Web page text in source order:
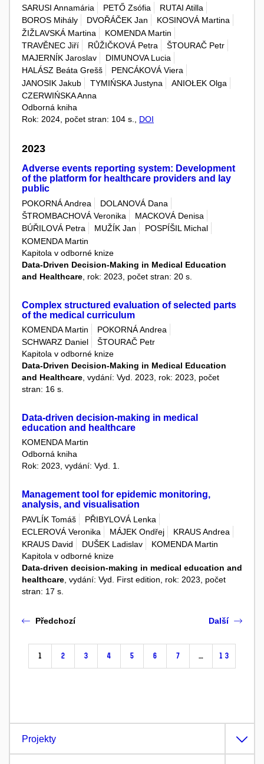
SARUSI Annamária PETŐ Zsófia
RUTAI Atilla
BOROS Mihály
DVOŘÁČEK Jan
KOSINOVÁ Martina
ŽIŽLAVSKÁ Martina
KOMENDA Martin
TRAVĚNEC Jiří
RŮŽIČKOVÁ Petra
ŠTOURAČ Petr
MAJERNÍK Jaroslav
DIMUNOVA Lucia
HALÁSZ Beáta Grešš
PENCÁKOVÁ Viera
JANOSIK Jakub
TYMIŃSKA Justyna
ANIOŁEK Olga
CZERWIŃSKA Anna
Odborná kniha
Rok: 2024, počet stran: 104 s., DOI
2023
Adverse events reporting system: Development
of the platform for healthcare providers and lay
public
POKORNÁ Andrea
DOLANOVÁ Dana
ŠTROMBACHOVÁ Veronika
MACKOVÁ Denisa
BÚŘILOVÁ Petra
MUŽÍK Jan
POSPÍŠIL Michal
KOMENDA Martin
Kapitola v odborné knize
Data-Driven Decision-Making in Medical Education
and Healthcare , rok: 2023, počet stran: 20 s.
Complex structured evaluation of selected parts
of the medical curriculum
KOMENDA Martin
POKORNÁ Andrea
SCHWARZ Daniel
ŠTOURAČ Petr
Kapitola v odborné knize
Data-Driven Decision-Making in Medical Education
and Healthcare , vydání: Vyd. 2023, rok: 2023, počet
stran: 16 s.
Data-driven decision-making in medical
education and healthcare
KOMENDA Martin
Odborná kniha
Rok: 2023, vydání: Vyd. 1.
Management tool for epidemic monitoring,
analysis, and visualisation
PAVLÍK Tomáš
PŘIBYLOVÁ Lenka
ECLEROVÁ Veronika
MÁJEK Ondřej
KRAUS Andrea
KRAUS David
DUŠEK Ladislav
KOMENDA Martin
Kapitola v odborné knize
Data-driven decision-making in medical education and
healthcare, vydání: Vyd. First edition, rok: 2023, počet
stran: 17 s.
Předchozí
1 2 3 4 5 6 7 … 13
Další
Projekty